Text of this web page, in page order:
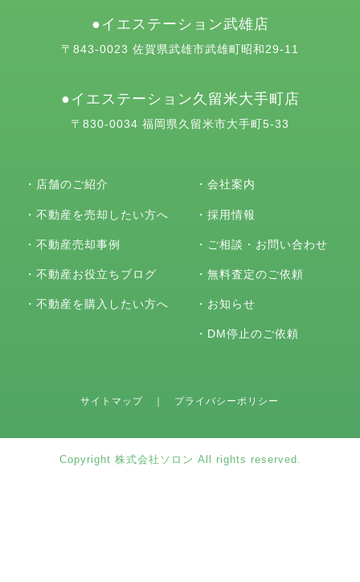
イエステーション武雄店
〒843-0023 佐賀県武雄市武雄町昭和29-11
イエステーション久留米大手町店
〒830-0034 福岡県久留米市大手町5-33
・ 店舗のご紹介
・不動産を売却したい方へ
・不動産売却事例
・不動産お役立ちブログ
・不動産を購入したい方へ
・会社案内
・採用情報
・ ご相談・お問い合わせ
・無料査定のご依頼
・ お知らせ
・ DM停止のご依頼
サイトマップ ｜ プライバシーポリシー
Copyright 株式会社ソロン All rights reserved.